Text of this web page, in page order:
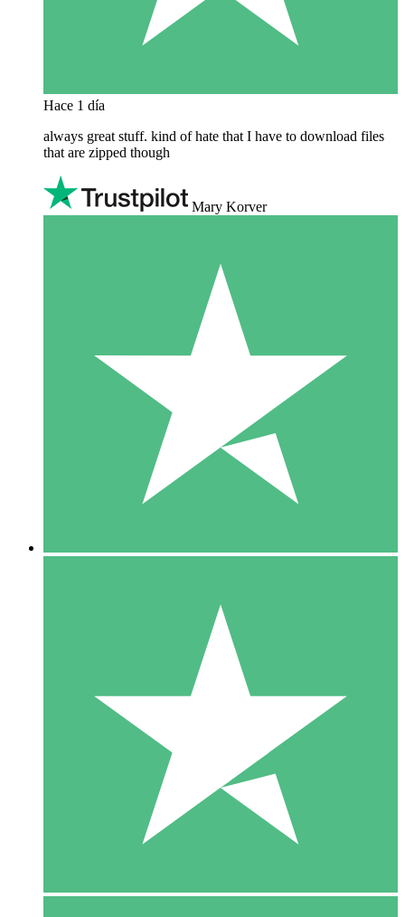
Hace 1 día
always great stuff. kind of hate that I have to download files
that are zipped though
Mary Korver